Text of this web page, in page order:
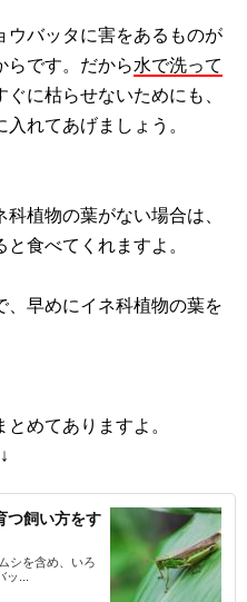
ウバッタに害をあるものが
らです。だから水で洗って
に枯らせないためにも、
れてあげましょう。
植物の葉がない場合は、
食べてくれますよ。
、早めにイネ科植物の葉を
めてありますよ。
つ飼い方をす
シを含め、いろ
...